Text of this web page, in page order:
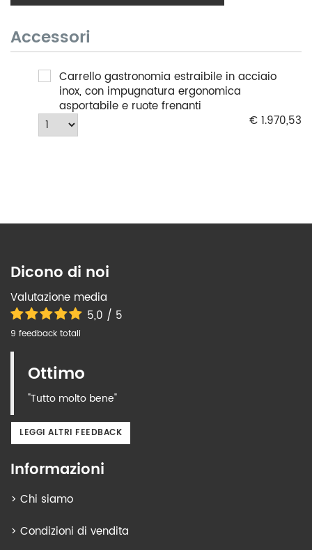
Accessori
Carrello gastronomia estraibile in acciaio
inox, con impugnatura ergonomica
asportabile e ruote frenanti
€ 1.970,53
Dicono di noi
Valutazione media
5,0 / 5
9 feedback totali
Ottimo
"Tutto molto bene"
LEGGI ALTRI FEEDBACK
Informazioni
> Chi siamo
> Condizioni di vendita